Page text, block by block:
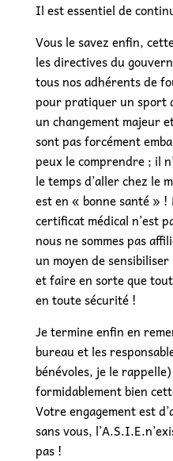
Il est essentiel de
Vous le savez enfin,
les directives du
tous nos adhérents de
pour pratiquer un sport
un changement majeur
sont pas forcément
peux le comprendre ; il
le temps d’aller chez le
est en « bonne santé » !
certificat médical n’est
nous ne sommes pas
un moyen de
et faire en sorte que
en toute sécurité !
Je termine enfin en
bureau et les
bénévoles, je le
formidablement bien
Votre engagement est
sans vous,
pas !